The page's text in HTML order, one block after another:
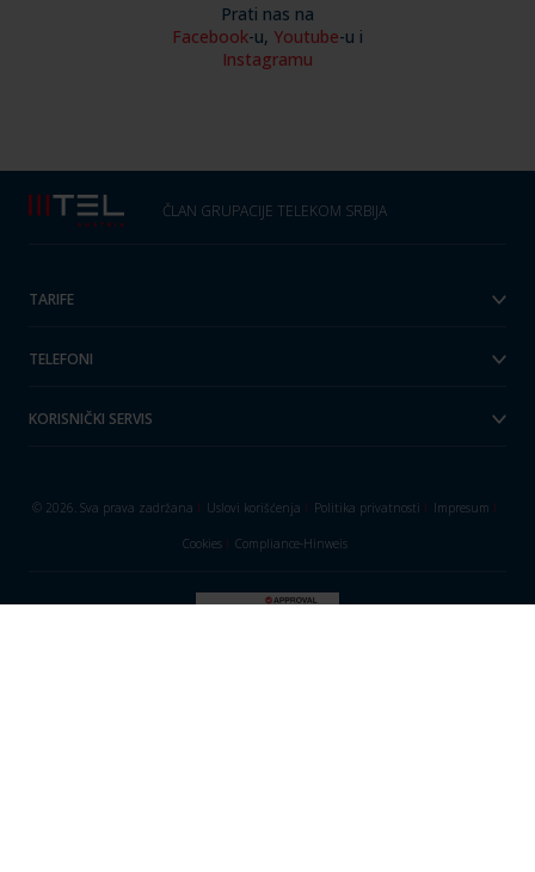
Prati nas na
Facebook-u, Youtube-u i
Instagramu
ČLAN GRUPACIJE TELEKOM SRBIJA
TARIFE
TELEFONI
KORISNIČKI SERVIS
© 2026. Sva prava zadržana I Uslovi korišćenja I Politika privatnosti I Impresum I
Cookies I Compliance-Hinweis